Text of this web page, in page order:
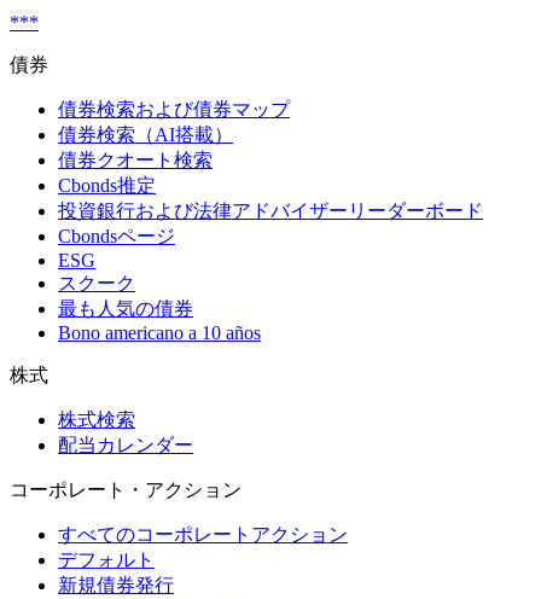
***
債券
債券検索および債券マップ
債券検索（AI搭載）
債券クオート検索
Cbonds推定
投資銀行および法律アドバイザーリーダーボード
Cbondsページ
ESG
スクーク
最も人気の債券
Bono americano a 10 años
株式
株式検索
配当カレンダー
コーポレート・アクション
すべてのコーポレートアクション
デフォルト
新規債券発行